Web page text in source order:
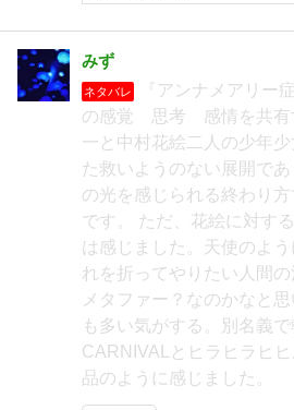
みず
ネタバレ
『アンナメアリー
の感覚 思考 感情を共有
一と中村花絵二人の少年
た救いようのない展開で
の光を感じられる終わり
です。 ただ、花絵に対す
は感じました。天使のよ
れを折ってやりたい人間
メタファー？なのかなと
も多い気がする。別名義で
CARNIVALとヒラヒラヒ
品のように感じました。